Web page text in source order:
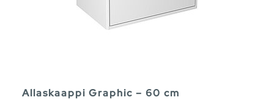
Allaskaappi Graphic – 60 cm